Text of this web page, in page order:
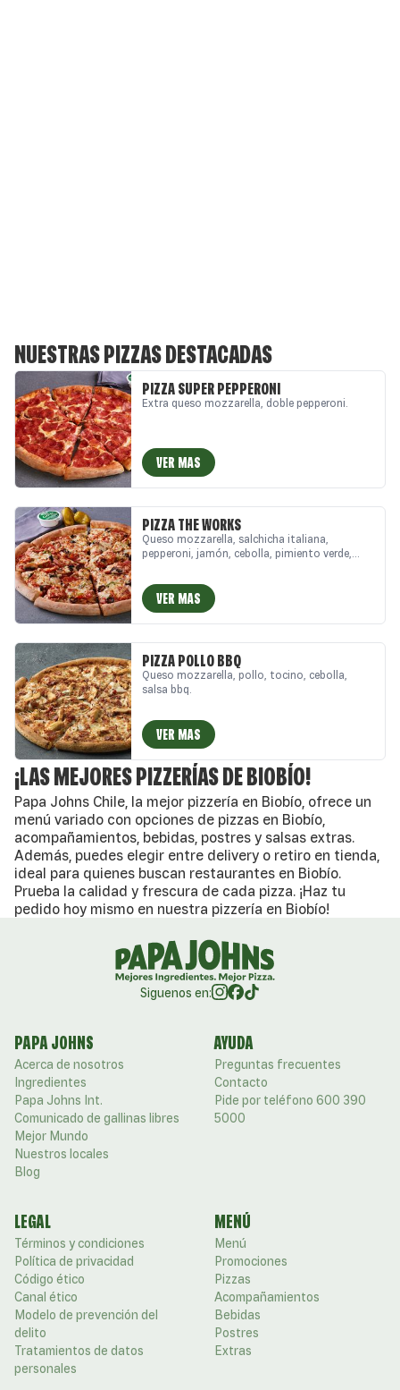
NUESTRAS PIZZAS DESTACADAS
PIZZA SUPER PEPPERONI
Extra queso mozzarella, doble pepperoni.
VER MAS
PIZZA THE WORKS
Queso mozzarella, salchicha italiana,
pepperoni, jamón, cebolla, pimiento verde,
VER MAS
PIZZA POLLO BBQ
Queso mozzarella, pollo, tocino, cebolla,
salsa bbq.
VER MAS
¡LAS MEJORES PIZZERÍAS DE BIOBÍO!
Papa Johns Chile, la mejor pizzería en Biobío, ofrece un
menú variado con opciones de pizzas en Biobío,
acompañamientos, bebidas, postres y salsas extras.
Además, puedes elegir entre delivery o retiro en tienda,
ideal para quienes buscan restaurantes en Biobío.
Prueba la calidad y frescura de cada pizza. ¡Haz tu
pedido hoy mismo en nuestra pizzería en Biobío!
Siguenos en:
PAPA JOHNS
Acerca de nosotros
Ingredientes
Papa Johns Int.
Comunicado de gallinas libres
Mejor Mundo
Nuestros locales
Blog
AYUDA
Preguntas frecuentes
Contacto
Pide por teléfono 600 390
5000
LEGAL
Términos y condiciones
Política de privacidad
Código ético
Canal ético
Modelo de prevención del
delito
Tratamientos de datos
personales
MENÚ
Menú
Promociones
Pizzas
Acompañamientos
Bebidas
Postres
Extras